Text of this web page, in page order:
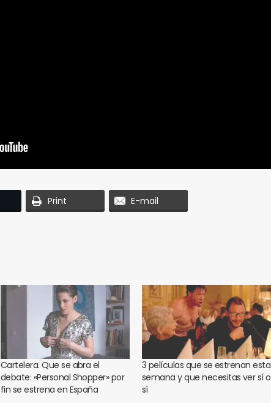
Print E-mail
Cartelera. Que se abra el
debate: «Personal Shopper» por
fin se estrena en España
3 películas que se estrenan esta
semana y que necesitas ver sí o
sí